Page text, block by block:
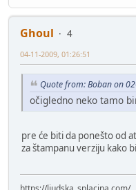
Ghoul
4
04-11-2009, 01:26:51
Quote from: Boban on
očigledno neko tamo
pre će biti da ponešto od
za štampanu verziju kako